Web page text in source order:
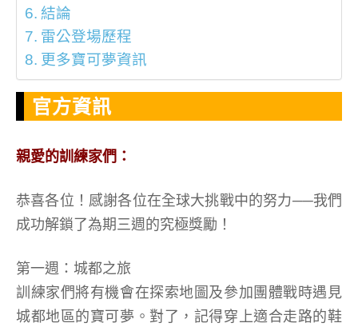
結論
雷公登場歷程
更多寶可夢資訊
官方資訊
親愛的訓練家們：
恭喜各位！感謝各位在全球大挑戰中的努力──我們
成功解鎖了為期三週的究極獎勵！
第一週：城都之旅
訓練家們將有機會在探索地圖及參加團體戰時遇見
城都地區的寶可夢。對了，記得穿上適合走路的鞋